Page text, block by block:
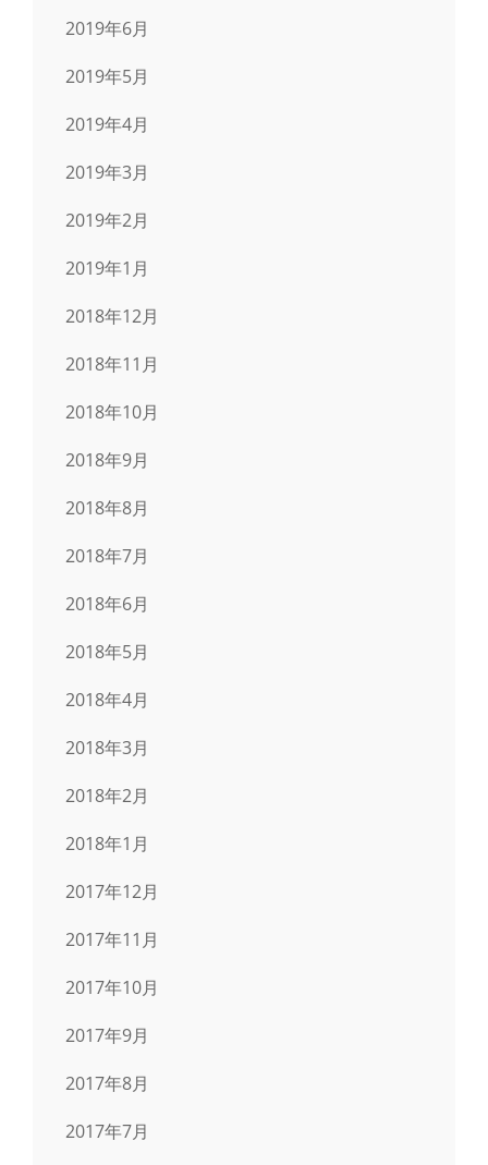
2019年6月
2019年5月
2019年4月
2019年3月
2019年2月
2019年1月
2018年12月
2018年11月
2018年10月
2018年9月
2018年8月
2018年7月
2018年6月
2018年5月
2018年4月
2018年3月
2018年2月
2018年1月
2017年12月
2017年11月
2017年10月
2017年9月
2017年8月
2017年7月